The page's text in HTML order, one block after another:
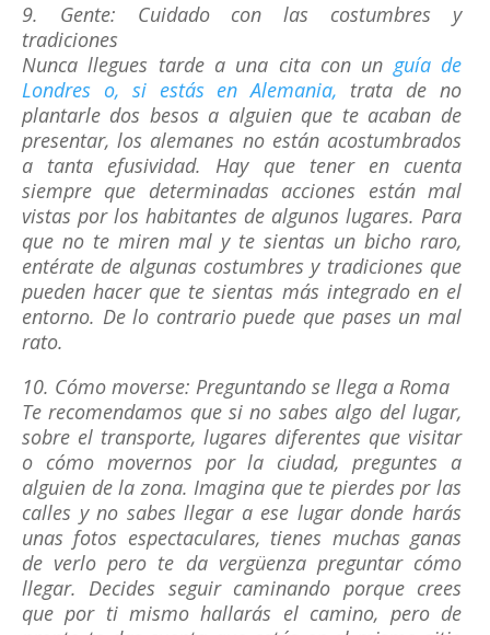
9. Gente: Cuidado con las costumbres y
tradiciones
Nunca llegues tarde a una cita con un guía de
Londres o, si estás en Alemania, trata de no
plantarle dos besos a alguien que te acaban de
presentar, los alemanes no están acostumbrados
a tanta efusividad. Hay que tener en cuenta
siempre que determinadas acciones están mal
vistas por los habitantes de algunos lugares. Para
que no te miren mal y te sientas un bicho raro,
entérate de algunas costumbres y tradiciones que
pueden hacer que te sientas más integrado en el
entorno. De lo contrario puede que pases un mal
rato.
10. Cómo moverse: Preguntando se llega a Roma
Te recomendamos que si no sabes algo del lugar,
sobre el transporte, lugares diferentes que visitar
o cómo movernos por la ciudad, preguntes a
alguien de la zona. Imagina que te pierdes por las
calles y no sabes llegar a ese lugar donde harás
unas fotos espectaculares, tienes muchas ganas
de verlo pero te da vergüenza preguntar cómo
llegar. Decides seguir caminando porque crees
que por ti mismo hallarás el camino, pero de